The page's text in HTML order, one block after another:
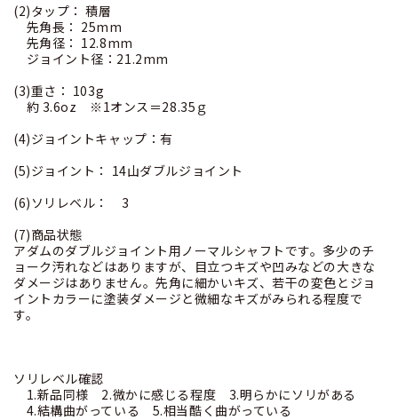
(2)タップ： 積層
先角長： 25mm
先角径： 12.8mm
ジョイント径：21.2mm
(3)重さ： 103g
約 3.6oz ※1オンス＝28.35ｇ
(4)ジョイントキャップ：有
(5)ジョイント： 14山ダブルジョイント
(6)ソリレベル： 3
(7)商品状態
アダムのダブルジョイント用ノーマルシャフトです。多少のチ
ョーク汚れなどはありますが、目立つキズや凹みなどの大きな
ダメージはありません。先角に細かいキズ、若干の変色とジョ
イントカラーに塗装ダメージと微細なキズがみられる程度で
す。
ソリレベル確認
1.新品同様 2.微かに感じる程度 3.明らかにソリがある
4.結構曲がっている 5.相当酷く曲がっている